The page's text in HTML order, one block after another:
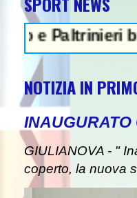
NOTIZIA IN
INAUGURATO
GIULIANOVA - "
coperto, la nuova